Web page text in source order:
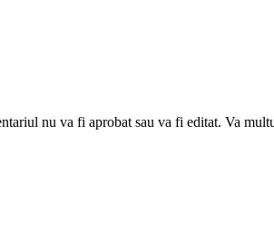
nu va fi aprobat sau va fi editat. Va